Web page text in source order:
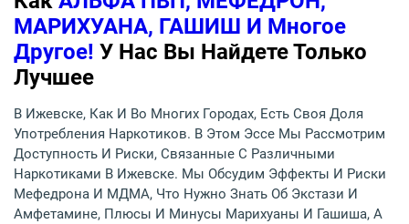
МАРИХУАНА, ГАШИШ И Многое
Другое! У Нас Вы Найдете Только
Лучшее
В Ижевске, Как И Во Многих Городах, Есть Своя Доля
Употребления Наркотиков. В Этом Эссе Мы Рассмотрим
Доступность И Риски, Связанные С Различными
Наркотиками В Ижевске. Мы Обсудим Эффекты И Риски
Мефедрона И МДМА, Что Нужно Знать Об Экстази И
Амфетамине, Плюсы И Минусы Марихуаны И Гашиша, А